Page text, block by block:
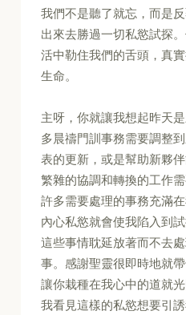
我們不是聽了就忘，而是
出來去勝過一切私慾試探
活中勒住我們的舌頭，真
生命。
主呀，你就讓我想起昨天
多晨禱門訓事務需要調整
表的更新，或是幫助新夥
繁雜的協調和轉換的工作
許多需要處理的事務充滿
內心私慾就會使我陷入到
這些事情耽延放著而不去
事。感謝聖靈很即時地就
讓你栽種在我心中的道就
我看見這樣的私慾想要引